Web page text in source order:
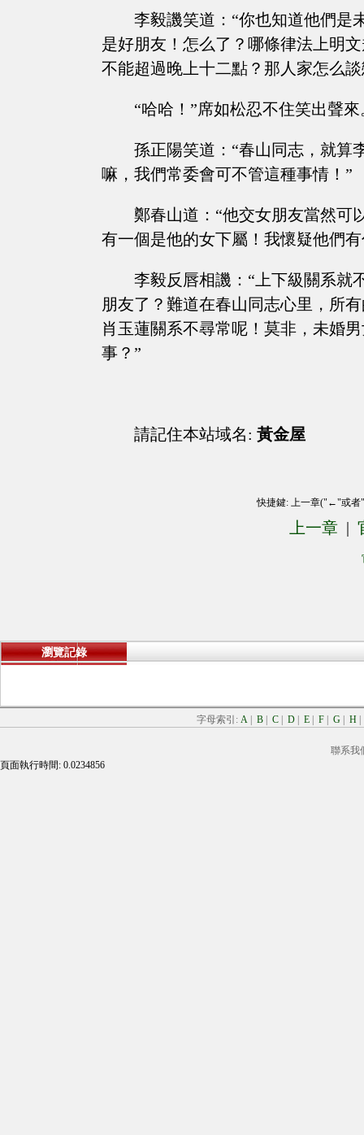
李毅譏笑道：“你也知道他們是
是好朋友！怎么了？哪條律法上明
不能超過晚上十二點？那人家怎么
“哈哈！”席如松忍不住笑出聲來
孫正陽笑道：“春山同志，就算
嘛，我們常委會可不管這種事情！”
鄭春山道：“他交女朋友當然可
有一個是他的女下屬！我懷疑他們
李毅反唇相譏：“上下級關系就
朋友了？難道在春山同志心里，所
肖玉蓮關系不尋常呢！莫非，未婚
事？”
請記住本站域名: 黃金屋
快捷鍵: 上一章("←"或
上一章 |
瀏覽記錄
字母索引: A B C D E F G H
聯系我
頁面執行時間: 0.0234856